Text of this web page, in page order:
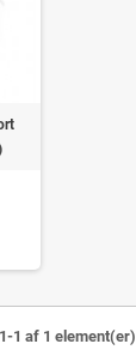
1 af 1 element(er)